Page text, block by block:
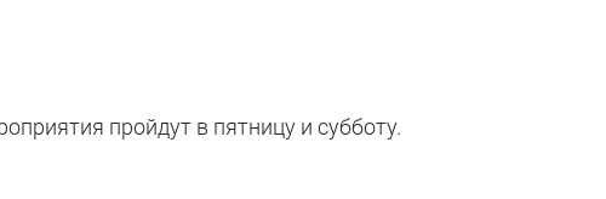
пройдут в пятницу и субботу.